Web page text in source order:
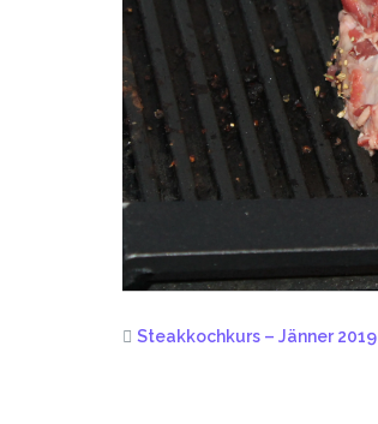
Steakkochkurs – Jänner 2019